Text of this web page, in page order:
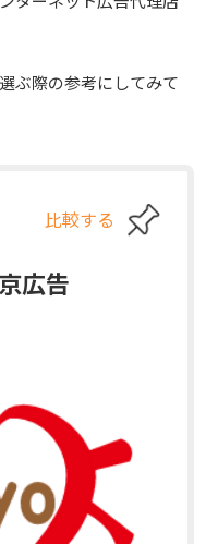
ぶ際の参考にしてみて
比較する
広告